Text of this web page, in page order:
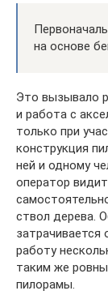
на основе
Это вызывало
и работа с
только при
конструкция
ней и одному
оператор
ствол дерева.
затрачивается
работу
таким же
пилорамы.